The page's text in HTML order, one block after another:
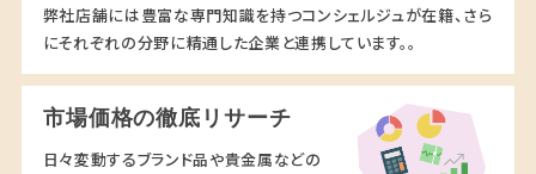
弊社店舗には豊富な専門知識を持つコンシェルジュが在籍、さら
にそれぞれの分野に精通した企業と連携しています。。
市場価格の徹底リサーチ
日々変動するブランド品や貴金属などの